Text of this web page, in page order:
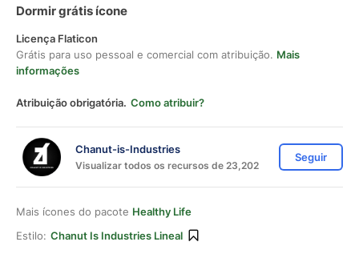
Dormir grátis ícone
Licença Flaticon
Grátis para uso pessoal e comercial com atribuição. Mais
informações
Atribuição obrigatória. Como atribuir?
Chanut-is-Industries
Visualizar todos os recursos de 23,202
Seguir
Mais ícones do pacote Healthy Life
Estilo: Chanut Is Industries Lineal